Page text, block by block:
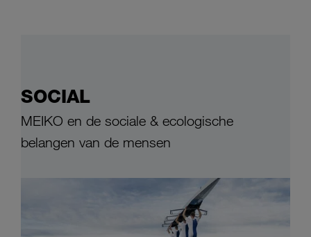
SOCIAL
MEIKO en de sociale & ecologische
belangen van de mensen